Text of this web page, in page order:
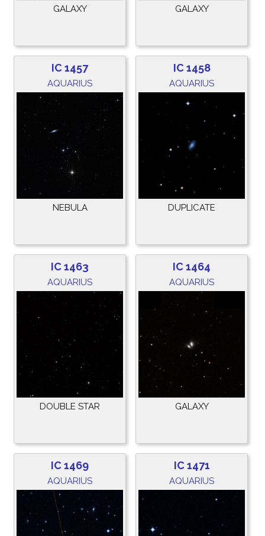
GALAXY GALAXY
IC 1457
AQUARIUS
NEBULA
IC 1458
AQUARIUS
DUPLICATE
IC 1463
AQUARIUS
DOUBLE STAR
IC 1464
AQUARIUS
GALAXY
IC 1469
AQUARIUS
IC 1471
AQUARIUS